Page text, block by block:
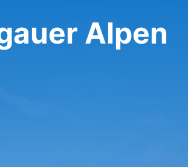
Alpen